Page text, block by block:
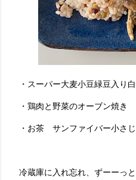
・スーパー大麦小豆緑豆入り
・鶏肉と野菜のオーブン焼き
・お茶 サンファイバー小さ
冷蔵庫に入れ忘れ、ずーーっ